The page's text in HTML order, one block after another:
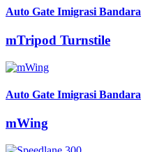
Auto Gate Imigrasi Bandara
mTripod Turnstile
Auto Gate Imigrasi Bandara
mWing